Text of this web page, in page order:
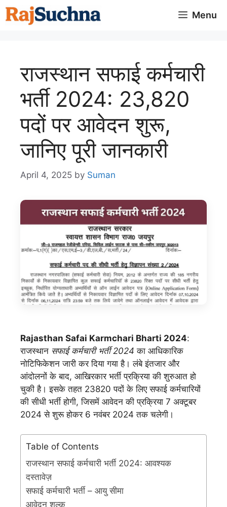
Skip
to
Menu
राजस्थान सफाई कर्मचारी
भर्ती 2024: 23,820
पदों पर आवेदन शुरू,
जानिए पूरी जानकारी
April 4, 2025 by Suman
Rajasthan Safai Karmchari Bharti 2024:
राजस्थान सफाई कर्मचारी भर्ती 2024 का आधिकारिक
नोटिफिकेशन जारी कर दिया गया है। लंबे इंतजार और
आंदोलनों के बाद, आखिरकार भर्ती प्रक्रिया की शुरुआत हो
चुकी है। इसके तहत 23820 पदों के लिए सफाई कर्मचारियों
की सीधी भर्ती होगी, जिसमें आवेदन की प्रक्रिया 7 अक्टूबर
2024 से शुरू होकर 6 नवंबर 2024 तक चलेगी।
Table of Contents
राजस्थान सफाई कर्मचारी भर्ती 2024: आवश्यक
दस्तावेज़
सफाई कर्मचारी भर्ती – आयु सीमा
आवेदन शुल्क